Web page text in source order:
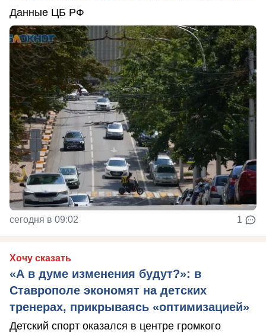
Данные ЦБ РФ
сегодня в 09:02 1
Хочу сказать
«А в думе изменения будут?»: в
Ставрополе экономят на детских
тренерах, прикрываясь «оптимизацией»
Детский спорт оказался в центре громкого